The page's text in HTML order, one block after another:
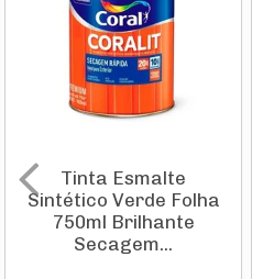
Tinta Esmalte
Sintético Verde Folha
750ml Brilhante
Secagem...